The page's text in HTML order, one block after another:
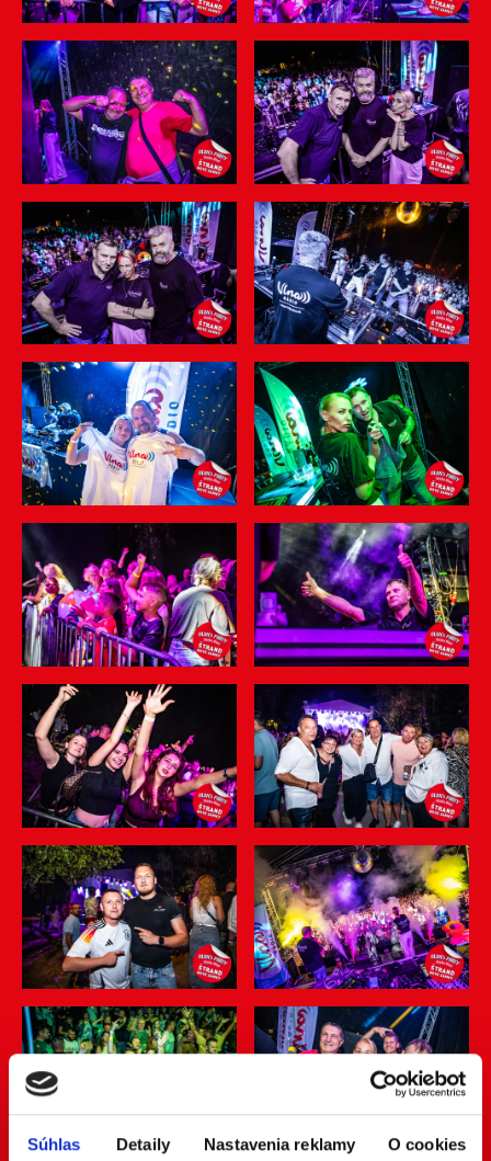
Súhlas Detaily Nastavenia reklamy O cookies